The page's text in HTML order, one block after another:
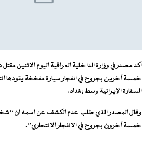
أكد مصدر في وزارة الداخلية العراقية اليوم الاثنين
خمسة آخرين بجروح في انفجار سيارة مفخخة يقودها
السفارة الإيرانية وسط بغداد.
وقال المصدر الذي طلب عدم الكشف عن اسمه ان
خمسة آخرون بجروح في الانفجار الانتحاري”.